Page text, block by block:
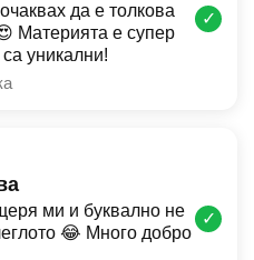
да е толкова
Материята е супер
уникални!
✓
ми и буквално не
😂 Много добро
✓